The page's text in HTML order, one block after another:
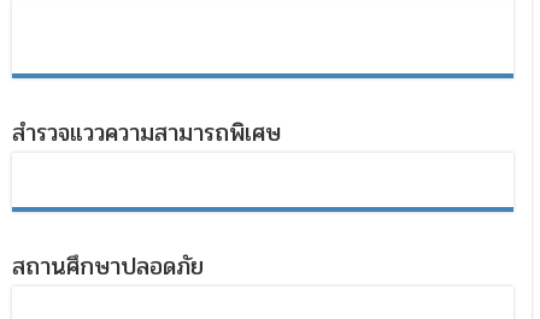
สำรวจแววความสามารถพิเศษ
สถานศึกษาปลอดภัย